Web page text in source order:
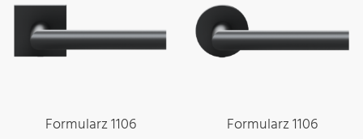
Formularz 1106 Formularz 1106